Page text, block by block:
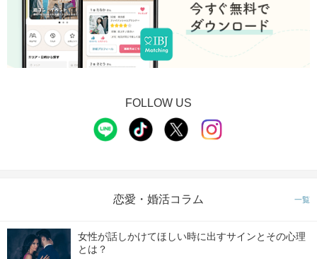
FOLLOW US
恋愛・婚活コラム 一覧
女性が話しかけてほしい時に出すサインとその心理
とは？